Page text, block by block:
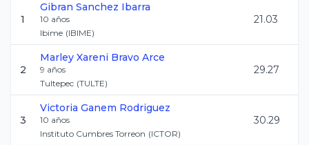
1
Gibran Sanchez Ibarra
10 años
Ibime (IBIME)
21.03
2
Marley Xareni Bravo Arce
9 años
Tultepec (TULTE)
29.27
3
Victoria Ganem Rodriguez
10 años
Instituto Cumbres Torreon (ICTOR)
30.29